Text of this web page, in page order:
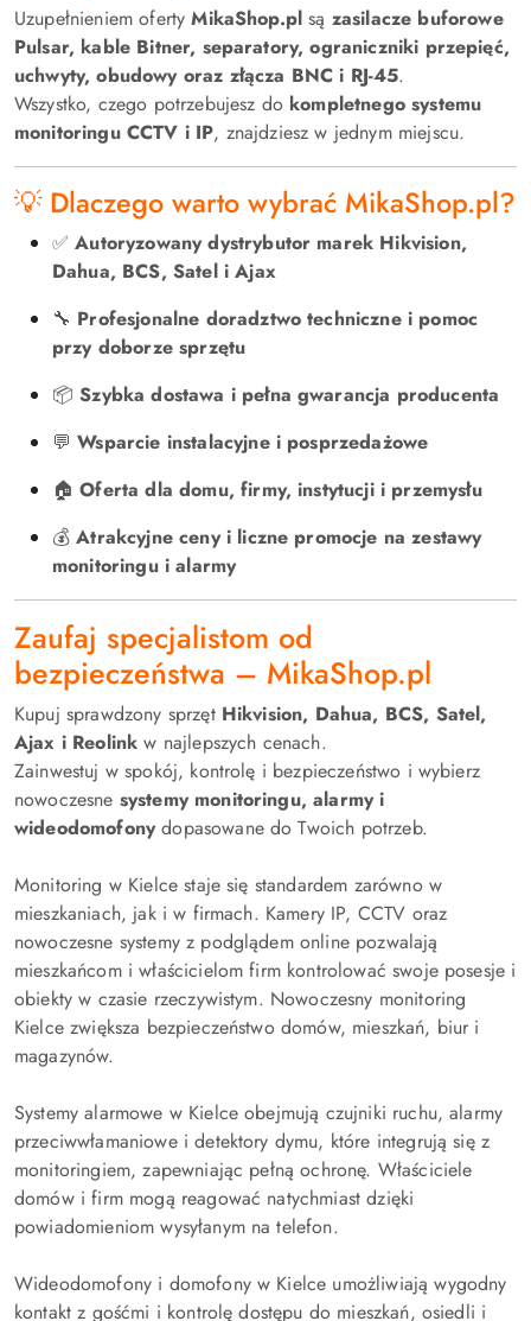
Uzupełnieniem ofertyMikaShop.pl są zasilacze buforowe
Pulsar, kable Bitner, separatory, ograniczniki przepięć,
uchwyty, obudowy oraz złącza BNC i RJ-45.
Wszystko, czego potrzebujesz do kompletnego systemu
monitoringu CCTV i IP, znajdziesz w jednym miejscu.
💡 Dlaczego warto wybrać MikaShop.pl?
✅Autoryzowany dystrybutor marek Hikvision,
Dahua, BCS, Satel i Ajax
🔧 Profesjonalne doradztwo techniczne i pomoc
przy doborze sprzętu
📦Szybka dostawa i pełna gwarancja producenta
💬Wsparcie instalacyjne i posprzedażowe
🏠Oferta dla domu, firmy, instytucji i przemysłu
💰Atrakcyjne ceny i liczne promocje na zestawy
monitoringu i alarmy
Zaufaj specjalistom od
bezpieczeństwa – MikaShop.pl
Kupuj sprawdzony sprzęt Hikvision, Dahua, BCS, Satel,
Ajax i Reolink w najlepszych cenach.
Zainwestuj w spokój, kontrolę i bezpieczeństwo i wybierz
nowoczesne systemy monitoringu, alarmy i
wideodomofonydopasowane do Twoich potrzeb.
Monitoring w Kielce staje się standardem zarówno w
mieszkaniach, jak i w firmach. Kamery IP, CCTV oraz
nowoczesne systemy z podglądem online pozwalają
mieszkańcom i właścicielom firm kontrolować swoje posesje i
obiekty w czasie rzeczywistym. Nowoczesny monitoring
Kielce zwiększa bezpieczeństwo domów, mieszkań, biur i
magazynów.
Systemy alarmowe w Kielce obejmują czujniki ruchu, alarmy
przeciwwłamaniowe i detektory dymu, które integrują się z
monitoringiem, zapewniając pełną ochronę. Właściciele
domów i firm mogą reagować natychmiast dzięki
powiadomieniom wysyłanym na telefon.
Wideodomofony i domofony w Kielce umożliwiają wygodny
kontakt z gośćmi i kontrolę dostępu do mieszkań, osiedli i